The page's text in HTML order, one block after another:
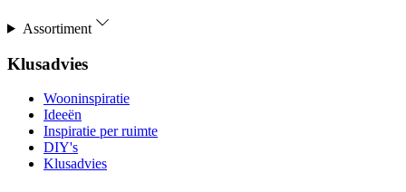
Assortiment
Klusadvies
Wooninspiratie
Ideeën
Inspiratie per ruimte
DIY's
Klusadvies